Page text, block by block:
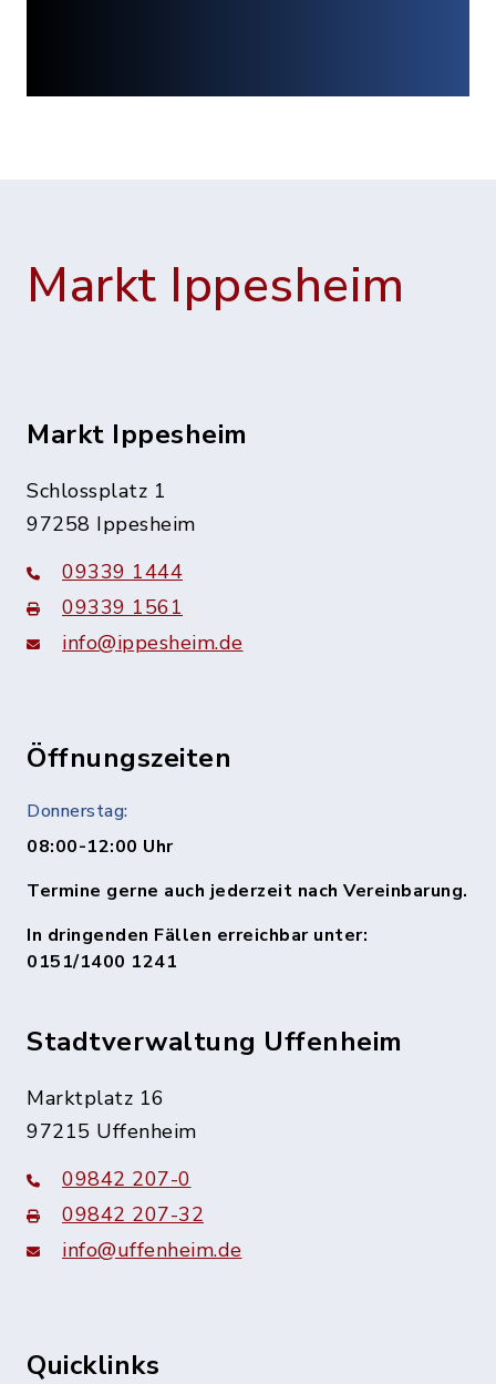
Markt Ippesheim
Markt Ippesheim
Schlossplatz 1
97258 Ippesheim
09339 1444
09339 1561
info@ippesheim.de
Öffnungszeiten
Donnerstag:
08:00-12:00 Uhr
Termine gerne auch jederzeit nach Vereinbarung.
In dringenden Fällen erreichbar unter:
0151/1400 1241
Stadtverwaltung Uffenheim
Marktplatz 16
97215 Uffenheim
09842 207-0
09842 207-32
info@uffenheim.de
Quicklinks